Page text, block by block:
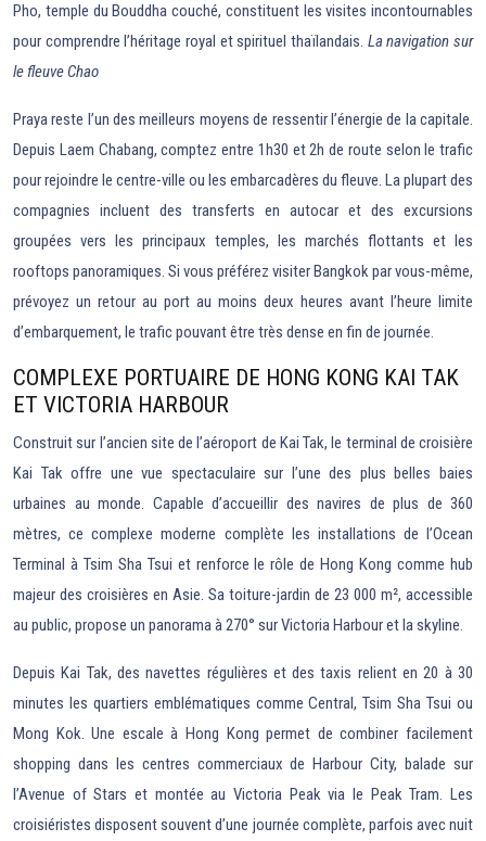
Pho, temple du Bouddha couché, constituent les visites incontournables
pour comprendre l’héritage royal et spirituel thaïlandais. La navigation sur
le fleuve Chao
Praya reste l’un des meilleurs moyens de ressentir l’énergie de la capitale.
Depuis Laem Chabang, comptez entre 1h30 et 2h de route selon le trafic
pour rejoindre le centre-ville ou les embarcadères du fleuve. La plupart des
compagnies incluent des transferts en autocar et des excursions
groupées vers les principaux temples, les marchés flottants et les
rooftops panoramiques. Si vous préférez visiter Bangkok par vous-même,
prévoyez un retour au port au moins deux heures avant l’heure limite
d’embarquement, le trafic pouvant être très dense en fin de journée.
COMPLEXE PORTUAIRE DE HONG KONG KAI TAK
ET VICTORIA HARBOUR
Construit sur l’ancien site de l’aéroport de Kai Tak, le terminal de croisière
Kai Tak offre une vue spectaculaire sur l’une des plus belles baies
urbaines au monde. Capable d’accueillir des navires de plus de 360
mètres, ce complexe moderne complète les installations de l’Ocean
Terminal à Tsim Sha Tsui et renforce le rôle de Hong Kong comme hub
majeur des croisières en Asie. Sa toiture-jardin de 23 000 m², accessible
au public, propose un panorama à 270° sur Victoria Harbour et la skyline.
Depuis Kai Tak, des navettes régulières et des taxis relient en 20 à 30
minutes les quartiers emblématiques comme Central, Tsim Sha Tsui ou
Mong Kok. Une escale à Hong Kong permet de combiner facilement
shopping dans les centres commerciaux de Harbour City, balade sur
l’Avenue of Stars et montée au Victoria Peak via le Peak Tram. Les
croisiéristes disposent souvent d’une journée complète, parfois avec nuit